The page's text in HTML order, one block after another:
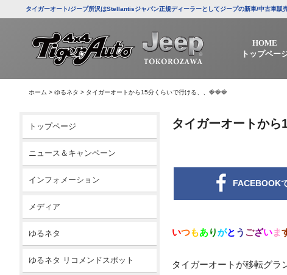
タイガーオート/ジープ所沢はStellantisジャパン正規ディーラーとしてジープの新車/中古車販
HOME
トップペー
ホーム > ゆるネタ > タイガーオートから15分くらいで行ける、、🍓🍓🍓
トップページ
ニュース＆キャンペーン
インフォメーション
メディア
ゆるネタ
ゆるネタ リコメンドスポット
タイガーオートから
FACEBOOK
いつもありがと う ございま
タイガーオートが移転グラ